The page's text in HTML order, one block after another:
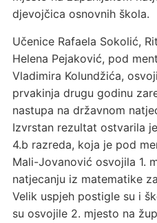
djevojčica osnovnih škola.
Učenice Rafaela Sokolić,
Helena Pejaković, pod
Vladimira Kolundžića,
prvakinja drugu godinu
nastupa na državnom
Izvrstan rezultat ostvarila
4.b razreda, koja je pod
Mali-Jovanović osvojila 1.
natjecanju iz matematike
Velik uspjeh postigle su i
su osvojile 2. mjesto na